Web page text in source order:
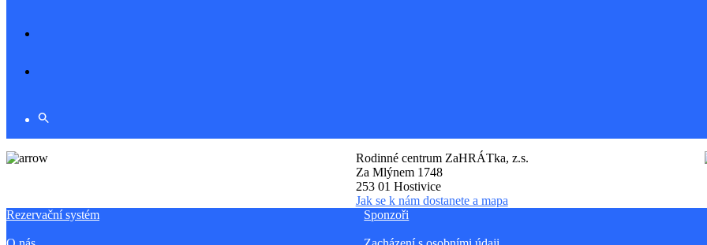
Rodinné centrum ZaHRÁTka, z.s.
Za Mlýnem 1748
253 01 Hostivice
Jak se k nám dostanete a mapa
Rezervační systém
Sponzoři